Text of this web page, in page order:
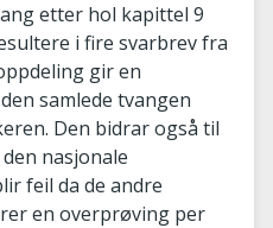
etter hol kapittel 9
i fire svarbrev fra
gir en
samlede tvangen
Den bidrar også til
nasjonale
feil da de andre
en overprøving per